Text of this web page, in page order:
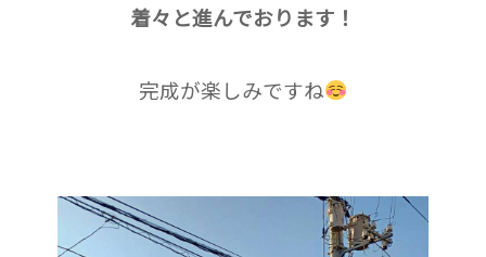
着々と進んでおります！
完成が楽しみですね